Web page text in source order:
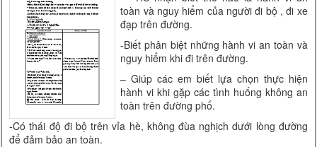
toàn và nguy hiểm của người đi bộ , đi xe
đạp trên đường.
-Biết phân biệt những hành vi an toàn và
nguy hiểm khi đi trên đường.
– Giúp các em biết lựa chọn thực hiện
hành vi khi gặp các tình huống không an
toàn trên đường phố.
-Có thái độ đi bộ trên vỉa hè, không đùa nghịch dưới lòng đường
để đảm bảo an toàn.